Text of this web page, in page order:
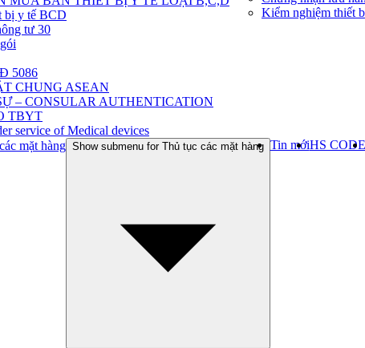
bị y tế BCD
tư 30
5086
CHUNG ASEAN
– CONSULAR AUTHENTICATION
TBYT
service of Medical devices
Kiểm nghiệm thiết
mặt hàng Show submenu for Thủ tục các mặt hàng Tin mớiHS CODE